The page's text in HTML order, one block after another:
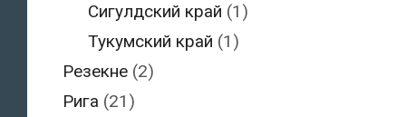
Сигулдский край (1)
Тукумский край (1)
Резекне(2)
Рига (21)